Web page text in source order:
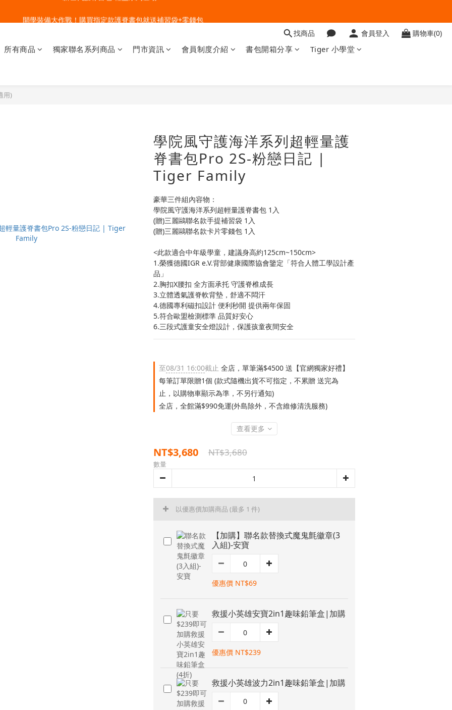
找商品 會員登入 購物車(0)
所有商品 獨家聯名系列商品 門市資訊 會員制度介紹 書包開箱分享 Tiger 小學堂
用)
學院風守護海洋系列超輕量護
脊書包Pro 2S-粉戀日記 |
Tiger Family
豪華三件組內容物：
學院風守護海洋系列超輕量護脊書包 1入
(贈)三麗鷗聯名款手提補習袋 1入
(贈)三麗鷗聯名款卡片零錢包 1入
<此款適合中年級學童，建議身高約125cm~150cm>
1.榮獲德國IGR e.V.背部健康國際協會鑒定「符合人體工學設計產
品」
2.胸扣X腰扣 全方面承托 守護脊椎成長
3.立體透氣護脊軟背墊，舒適不悶汗
4.德國專利磁扣設計 便利秒開 提供兩年保固
5.符合歐盟檢測標準 品質好安心
6.三段式護童安全燈設計，保護孩童夜間安全
至08/31 16:00截止 全店，單筆滿$4500 送【官網獨家好禮】
每筆訂單限贈1個 (款式隨機出貨不可指定，不累贈 送完為
止，以購物車顯示為準，不另行通知)
全店，全館滿$990免運(外島除外，不含維修清洗服務)
查看更多
NT$3,680 NT$3,680
數量
以優惠價加購商品 (最多 1 件)
【加購】聯名款替換式魔鬼氈徽章(3
入組)-安寶
優惠價 NT$69
救援小英雄安寶2in1趣味鉛筆盒|加購
優惠價 NT$239
救援小英雄波力2in1趣味鉛筆盒|加購